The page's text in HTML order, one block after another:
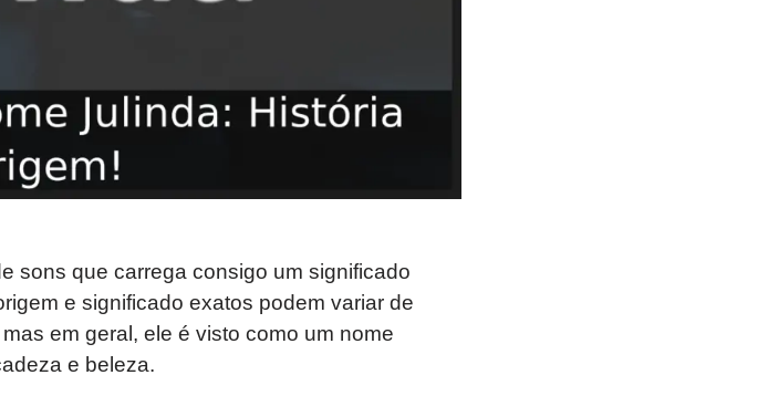
sons que carrega consigo um significado
e significado exatos podem variar de
em geral, ele é visto como um nome
e beleza.